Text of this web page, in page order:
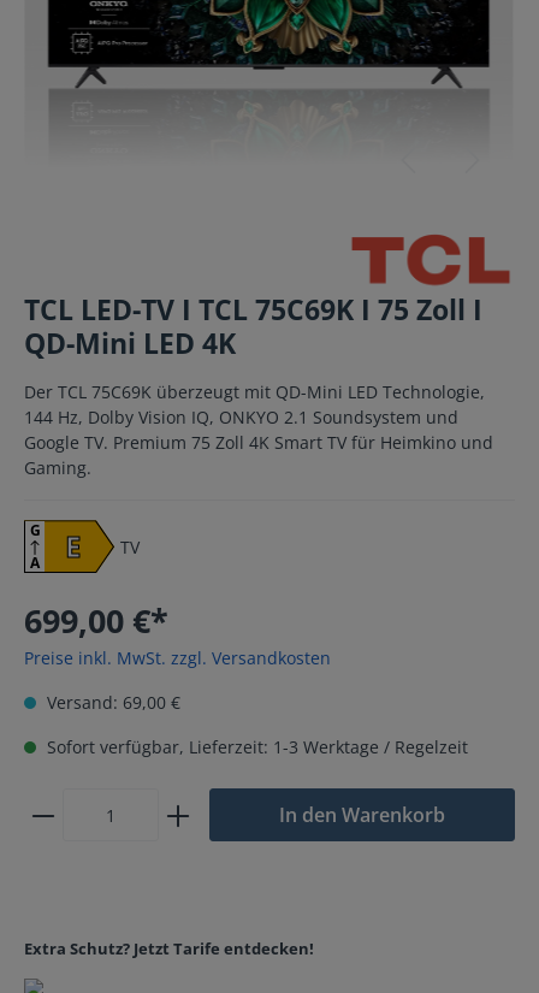
TCL LED-TV I TCL 75C69K I 75 Zoll I
QD-Mini LED 4K
Der TCL 75C69K überzeugt mit QD-Mini LED Technologie,
144 Hz, Dolby Vision IQ, ONKYO 2.1 Soundsystem und
Google TV. Premium 75 Zoll 4K Smart TV für Heimkino und
Gaming.
E
G
A
TV
699,00 €*
Preise inkl. MwSt. zzgl. Versandkosten
Versand: 69,00 €
Sofort verfügbar, Lieferzeit: 1-3 Werktage / Regelzeit
In den Warenkorb
Extra Schutz? Jetzt Tarife entdecken!